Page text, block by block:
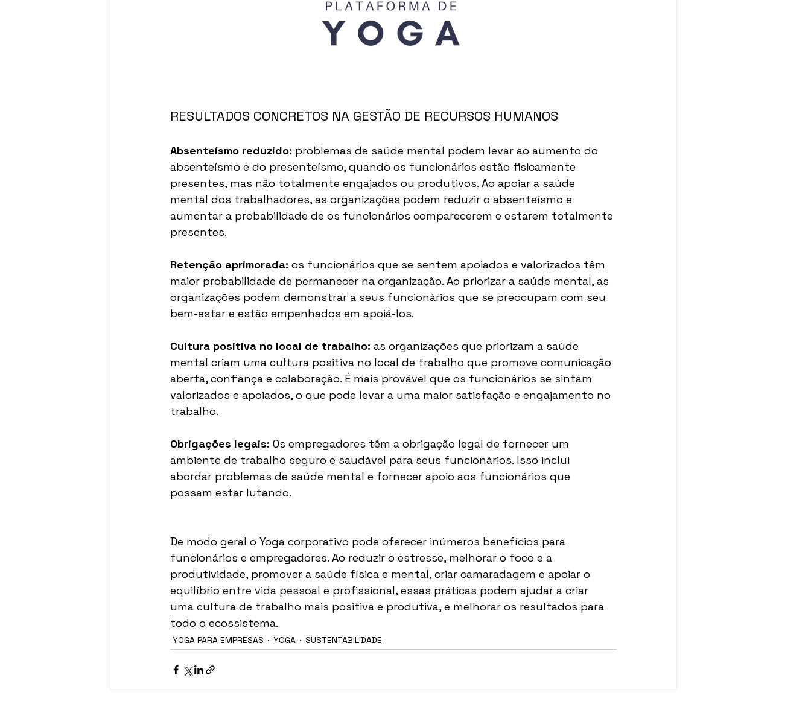
RESULTADOS CONCRETOS NA GESTÃO DE RECURSOS HUMANOS
Absenteísmo reduzido: problemas de saúde mental podem levar ao aumento do
absenteísmo e do presenteísmo, quando os funcionários estão fisicamente
presentes, mas não totalmente engajados ou produtivos. Ao apoiar a saúde
mental dos trabalhadores, as organizações podem reduzir o absenteísmo e
aumentar a probabilidade de os funcionários comparecerem e estarem totalmente
presentes.
Retenção aprimorada: os funcionários que se sentem apoiados e valorizados têm
maior probabilidade de permanecer na organização. Ao priorizar a saúde mental, as
organizações podem demonstrar a seus funcionários que se preocupam com seu
bem-estar e estão empenhados em apoiá-los.
Cultura positiva no local de trabalho: as organizações que priorizam a saúde
mental criam uma cultura positiva no local de trabalho que promove comunicação
aberta, confiança e colaboração. É mais provável que os funcionários se sintam
valorizados e apoiados, o que pode levar a uma maior satisfação e engajamento no
trabalho.
Obrigações legais: Os empregadores têm a obrigação legal de fornecer um
ambiente de trabalho seguro e saudável para seus funcionários. Isso inclui
abordar problemas de saúde mental e fornecer apoio aos funcionários que
possam estar lutando.
De modo geral o Yoga corporativo pode oferecer inúmeros benefícios para
funcionários e empregadores. Ao reduzir o estresse, melhorar o foco e a
produtividade, promover a saúde física e mental, criar camaradagem e apoiar o
equilíbrio entre vida pessoal e profissional, essas práticas podem ajudar a criar
uma cultura de trabalho mais positiva e produtiva, e melhorar os resultados para
todo o ecossistema.
YOGA PARA EMPRESAS YOGA SUSTENTABILIDADE